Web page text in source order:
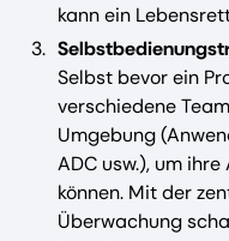
kann ein
Selbst bevor ein
verschiedene
Umgebung
ADC usw.), um
können. Mit der
Überwachung